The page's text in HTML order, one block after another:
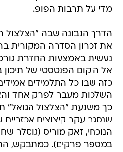
מדי על תרבות הפופ.
הדרך הנבונה שבה
את זכרון הסדרה המקורית
נעשית באמצעות החדרת
אל היקום הפנטסטי של תיכון
כזה שבו כל התלמידים
השלכות מעבר לפרק אחד
כך משנעת "הצלצול הגואל"
שנסגר עקב קיצוצים אכזריים
הנוכחי, זאק מוריס (גוסלר
במספר פרקים). כמתבקש,